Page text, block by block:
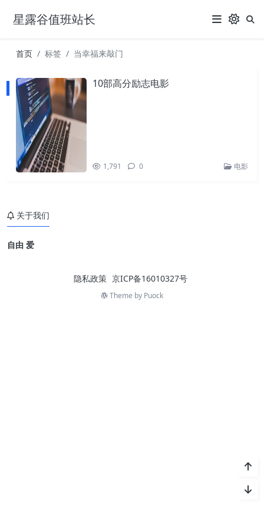
星露谷值班站长
首页 标签 当幸福来敲门
10部高分励志电影
1,791 0 电影
关于我们
自由 爱
隐私政策 京ICP备16010327号
Theme by Puock